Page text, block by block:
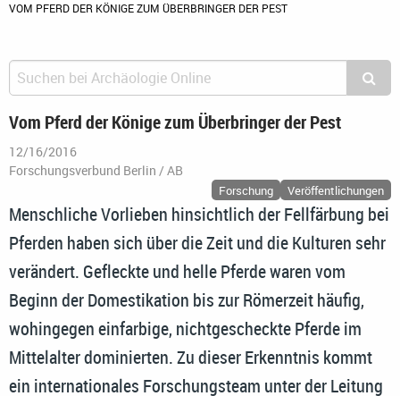
VOM PFERD DER KÖNIGE ZUM ÜBERBRINGER DER PEST
Vom Pferd der Könige zum Überbringer der Pest
12/16/2016
Forschungsverbund Berlin / AB
Forschung Veröffentlichungen
Menschliche Vorlieben hinsichtlich der Fellfärbung bei
Pferden haben sich über die Zeit und die Kulturen sehr
verändert. Gefleckte und helle Pferde waren vom
Beginn der Domestikation bis zur Römerzeit häufig,
wohingegen einfarbige, nichtgescheckte Pferde im
Mittelalter dominierten. Zu dieser Erkenntnis kommt
ein internationales Forschungsteam unter der Leitung